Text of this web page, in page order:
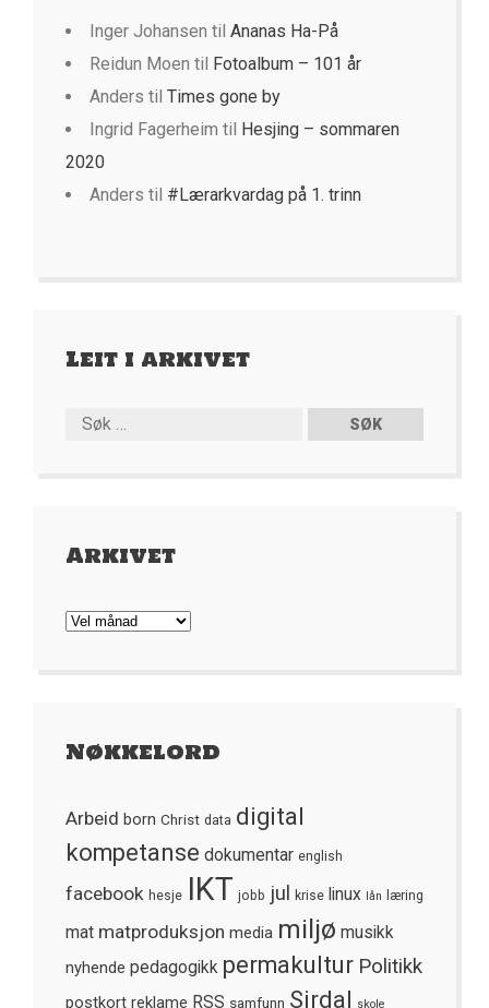
Inger Johansen til Ananas Ha-På
Reidun Moen til Fotoalbum – 101 år
Anders til Times gone by
Ingrid Fagerheim til Hesjing – sommaren
2020
Anders til #Lærarkvardag på 1. trinn
Leit i arkivet
Arkivet
Arkivet
Nøkkelord
Arbeid born Christ data digital
kompetanse dokumentar english
facebook hesje IKT jobb jul krise linux lån læring
mat matproduksjon media miljø musikk
nyhende pedagogikk permakultur Politikk
postkort reklame RSS samfunn Sirdal skole